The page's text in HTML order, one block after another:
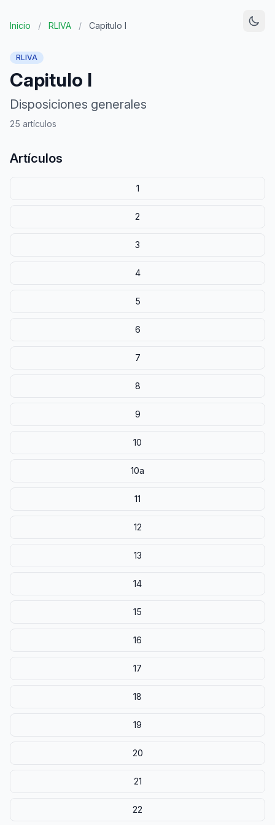
Inicio / RLIVA / Capitulo I
RLIVA
Capitulo I
Disposiciones generales
25 artículos
Artículos
1
2
3
4
5
6
7
8
9
10
10a
11
12
13
14
15
16
17
18
19
20
21
22